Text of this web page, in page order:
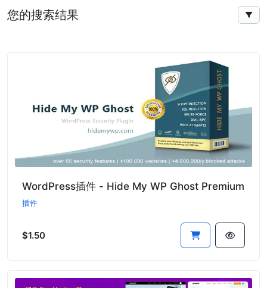
您的搜索结果
WordPress插件 - Hide My WP Ghost Premium
插件
$1.50